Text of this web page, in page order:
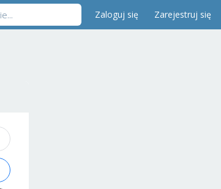
Zaloguj się Zarejestruj się